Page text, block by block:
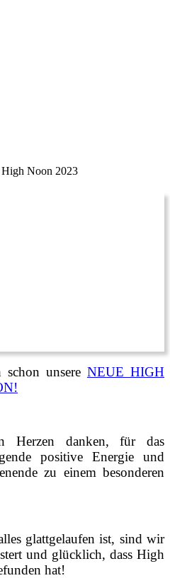
Noon 2023
unsere NEUE HIGH
Herzen danken, für das
positive Energie und
zu einem besonderen
glattgelaufen ist, sind wir
und glücklich, dass High
hat!